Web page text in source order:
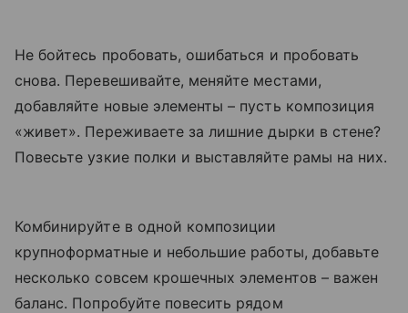
Не бойтесь пробовать, ошибаться и пробовать
снова. Перевешивайте, меняйте местами,
добавляйте новые элементы – пусть композиция
«живет». Переживаете за лишние дырки в стене?
Повесьте узкие полки и выставляйте рамы на них.
Комбинируйте в одной композиции
крупноформатные и небольшие работы, добавьте
несколько совсем крошечных элементов – важен
баланс. Попробуйте повесить рядом